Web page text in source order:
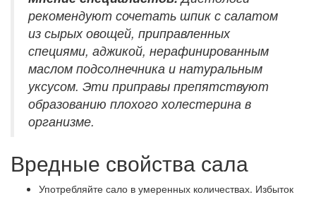
рекомендуют сочетать шпик с салатом
из сырых овощей, приправленных
специями, аджикой, нерафинированным
маслом подсолнечника и натуральным
уксусом. Эти приправы препятствуют
образованию плохого холестерина в
организме.
Вредные свойства сала
Употребляйте сало в умеренных количествах. Избыток